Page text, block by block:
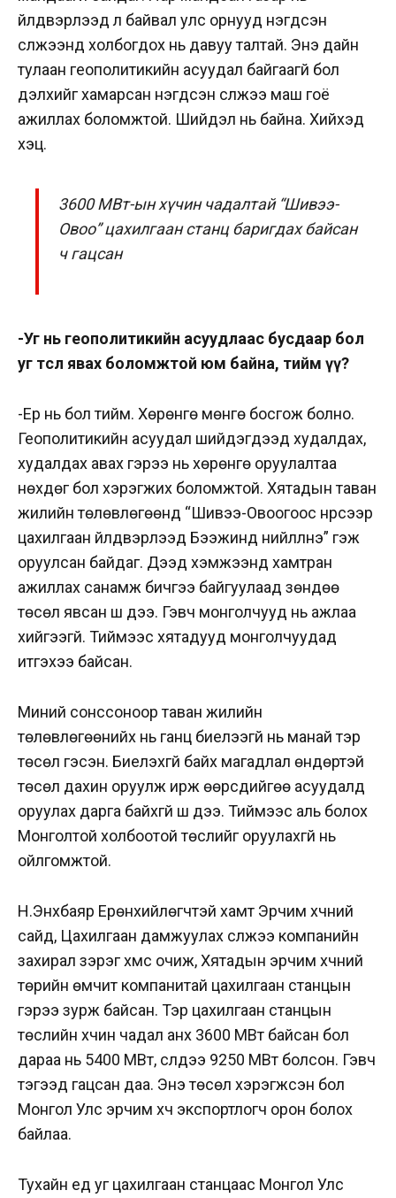
үйлдвэрлээд л байвал улс орнууд нэгдсэн
сүлжээнд холбогдох нь давуу талтай. Энэ дайн
тулаан геополитикийн асуудал байгаагүй бол
дэлхийг хамарсан нэгдсэн сүлжээ маш гоё
ажиллах боломжтой. Шийдэл нь байна. Хийхэд
хэцүү.
3600 МВт-ын хүчин чадалтай “Шивээ-
Овоо” цахилгаан станц баригдах байсан
ч гацсан
-Уг нь геополитикийн асуудлаас бусдаар бол
уг төсөл явах боломжтой юм байна, тийм үү?
-Ер нь бол тийм. Хөрөнгө мөнгө босгож болно.
Геополитикийн асуудал шийдэгдээд худалдах,
худалдах авах гэрээ нь хөрөнгө оруулалтаа
нөхдөг бол хэрэгжих боломжтой. Хятадын таван
жилийн төлөвлөгөөнд “Шивээ-Овоогоос нүүрсээр
цахилгаан үйлдвэрлээд Бээжинд нийлүүлнэ” гэж
оруулсан байдаг. Дээд хэмжээнд хамтран
ажиллах санамж бичгээ байгуулаад зөндөө
төсөл явсан шүү дээ. Гэвч монголчууд нь ажлаа
хийгээгүй. Тиймээс хятадууд монголчуудад
итгэхээ байсан.
Миний сонссоноор таван жилийн
төлөвлөгөөнийх нь ганц биелээгүй нь манай тэр
төсөл гэсэн. Биелэхгүй байх магадлал өндөртэй
төсөл дахин оруулж ирж өөрсдийгөө асуудалд
оруулах дарга байхгүй шүү дээ. Тиймээс аль болох
Монголтой холбоотой төслийг оруулахгүй нь
ойлгомжтой.
Н.Энхбаяр Ерөнхийлөгчтэй хамт Эрчим хүчний
сайд, Цахилгаан дамжуулах сүлжээ компанийн
захирал зэрэг хүмүүс очиж, Хятадын эрчим хүчний
төрийн өмчит компанитай цахилгаан станцын
гэрээ зурж байсан. Тэр цахилгаан станцын
төслийн хүчин чадал анх 3600 МВт байсан бол
дараа нь 5400 МВт, сүүлдээ 9250 МВт болсон. Гэвч
тэгээд гацсан даа. Энэ төсөл хэрэгжсэн бол
Монгол Улс эрчим хүч экспортлогч орон болох
байлаа.
Тухайн үед уг цахилгаан станцаас Монгол Улс